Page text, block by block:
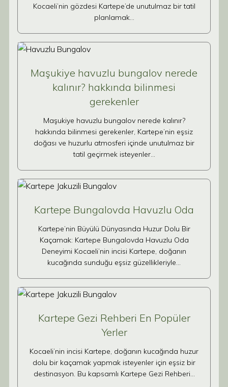
Kocaeli’nin gözdesi Kartepe’de unutulmaz bir tatil
planlamak…
Maşukiye havuzlu bungalov nerede
kalınır? hakkında bilinmesi
gerekenler
Maşukiye havuzlu bungalov nerede kalınır?
hakkında bilinmesi gerekenler, Kartepe’nin eşsiz
doğası ve huzurlu atmosferi içinde unutulmaz bir
tatil geçirmek isteyenler…
Kartepe Bungalovda Havuzlu Oda
Kartepe’nin Büyülü Dünyasında Huzur Dolu Bir
Kaçamak: Kartepe Bungalovda Havuzlu Oda
Deneyimi Kocaeli’nin incisi Kartepe, doğanın
kucağında sunduğu eşsiz güzellikleriyle…
Kartepe Gezi Rehberi En Popüler
Yerler
Kocaeli’nin incisi Kartepe, doğanın kucağında huzur
dolu bir kaçamak yapmak isteyenler için eşsiz bir
destinasyon. Bu kapsamlı Kartepe Gezi Rehberi…